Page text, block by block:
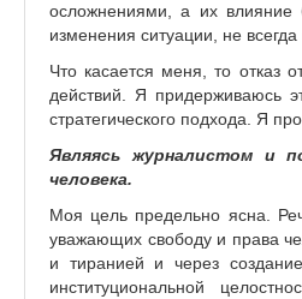
осложнениями, а их влияние
изменения ситуации, не всегда
Что касается меня, то отказ
действий. Я придерживаюсь
стратегического подхода. Я
Являясь журналистом и
человека.
Моя цель предельно ясна.
уважающих свободу и права
и тиранией и через
институциональной